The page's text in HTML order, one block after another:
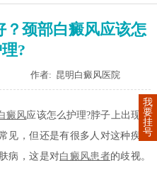
？颈部白癜风应该怎
?
作者: 昆明白癜风医院
癜风应该怎么护理?脖子上出现白
见，但还是有很多人对这种疾病
病，这是对白癜风患者的歧视。
我
要
挂
号